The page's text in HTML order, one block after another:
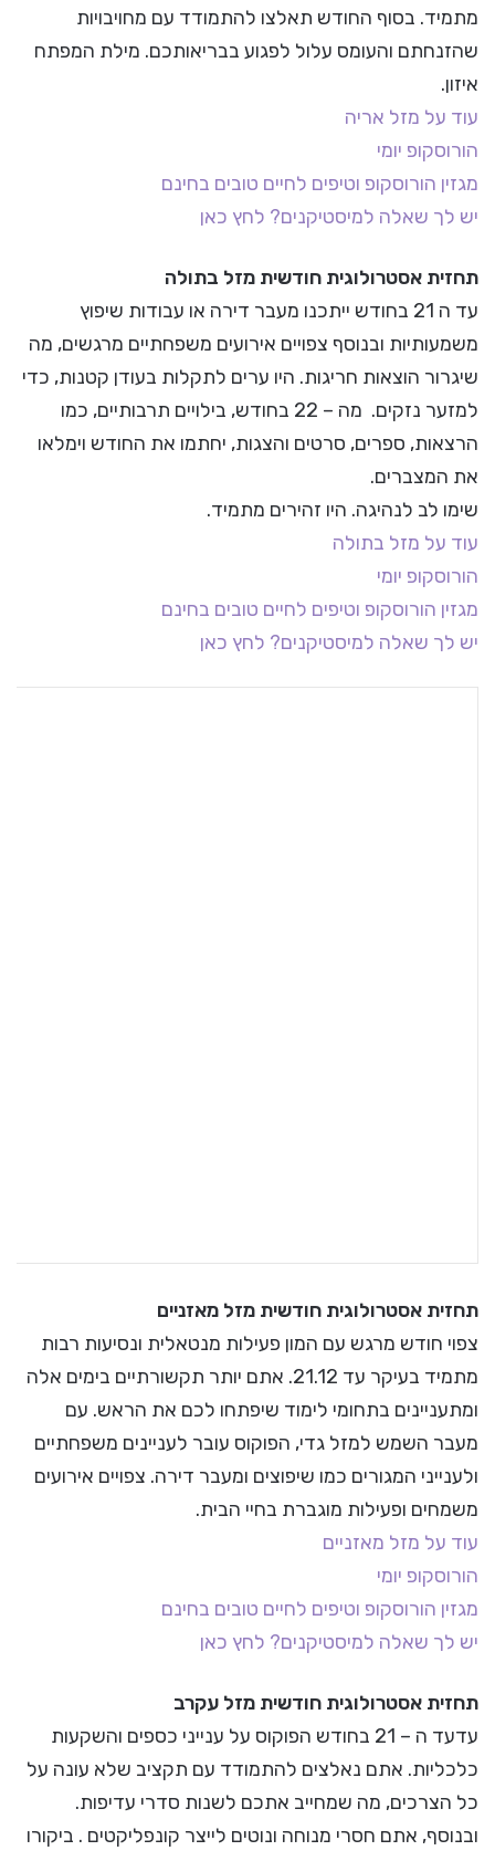
מתמיד. בסוף החודש תאלצו להתמודד עם מחויבויות
שהזנחתם והעומס עלול לפגוע בבריאותכם. מילת המפתח
איזון.
עוד על מזל אריה
הורוסקופ יומי
מגזין הורוסקופ וטיפים לחיים טובים בחינם
יש לך שאלה למיסטיקנים? לחץ כאן
תחזית אסטרולוגית חודשית מזל בתולה
עד ה 21 בחודש ייתכנו מעבר דירה או עבודות שיפוץ
משמעותיות ובנוסף צפויים אירועים משפחתיים מרגשים, מה
שיגרור הוצאות חריגות. היו ערים לתקלות בעודן קטנות, כדי
למזער נזקים. מה – 22 בחודש, בילויים תרבותיים, כמו
הרצאות, ספרים, סרטים והצגות, יחתמו את החודש וימלאו
את המצברים.
שימו לב לנהיגה. היו זהירים מתמיד.
עוד על מזל בתולה
הורוסקופ יומי
מגזין הורוסקופ וטיפים לחיים טובים בחינם
יש לך שאלה למיסטיקנים? לחץ כאן
תחזית אסטרולוגית חודשית מזל מאזניים
צפוי חודש מרגש עם המון פעילות מנטאלית ונסיעות רבות
מתמיד בעיקר עד 21.12. אתם יותר תקשורתיים בימים אלה
ומתעניינים בתחומי לימוד שיפתחו לכם את הראש. עם
מעבר השמש למזל גדי, הפוקוס עובר לעניינים משפחתיים
ולענייני המגורים כמו שיפוצים ומעבר דירה. צפויים אירועים
משמחים ופעילות מוגברת בחיי הבית.
עוד על מזל מאזניים
הורוסקופ יומי
מגזין הורוסקופ וטיפים לחיים טובים בחינם
יש לך שאלה למיסטיקנים? לחץ כאן
תחזית אסטרולוגית חודשית מזל עקרב
עדעד ה – 21 בחודש הפוקוס על ענייני כספים והשקעות
כלכליות. אתם נאלצים להתמודד עם תקציב שלא עונה על
כל הצרכים, מה שמחייב אתכם לשנות סדרי עדיפות.
ובנוסף, אתם חסרי מנוחה ונוטים לייצר קונפליקטים . ביקורו